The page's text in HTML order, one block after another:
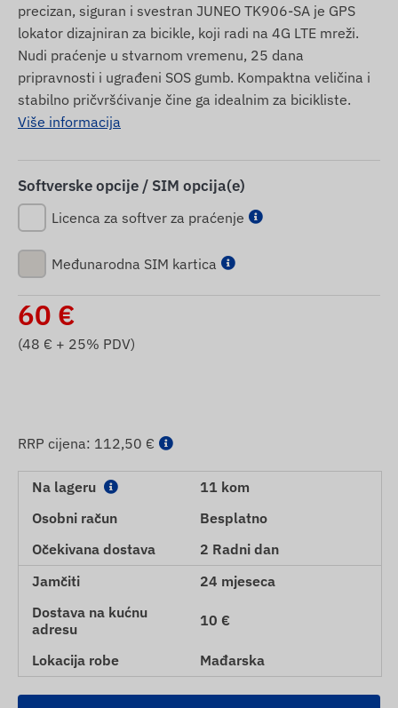
precizan, siguran i svestran JUNEO TK906-SA je GPS
lokator dizajniran za bicikle, koji radi na 4G LTE mreži.
Nudi praćenje u stvarnom vremenu, 25 dana
pripravnosti i ugrađeni SOS gumb. Kompaktna veličina i
stabilno pričvršćivanje čine ga idealnim za bicikliste.
Više informacija
Softverske opcije / SIM opcija(e)
Licenca za softver za praćenje
Međunarodna SIM kartica
60 €
(48 € + 25% PDV)
RRP cijena: 112,50 €
Na lageru
11 kom
Osobni račun
Besplatno
Očekivana dostava
2 Radni dan
Jamčiti
24 mjeseca
Dostava na kućnu
adresu
10 €
Lokacija robe Mađarska